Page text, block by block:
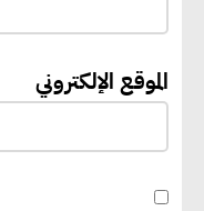
الموقع الإلكتروني